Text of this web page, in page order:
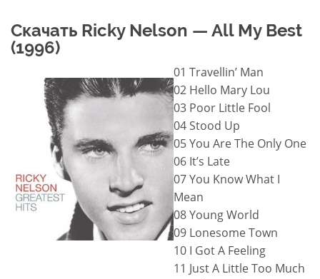
Скачать Ricky Nelson — All My Best
(1996)
01 Travellin’ Man
02 Hello Mary Lou
03 Poor Little Fool
04 Stood Up
05 You Are The Only One
06 It’s Late
07 You Know What I
Mean
08 Young World
09 Lonesome Town
10 I Got A Feeling
11 Just A Little Too Much